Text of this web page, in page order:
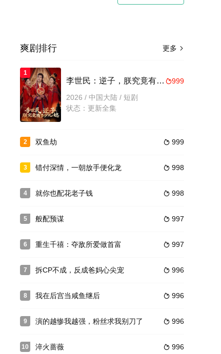
更多 
爽剧排行
1
999
李世民：逆子，朕究竟有多少儿媳
2026 / 中国大陆 / 短剧
状态：更新全集
2  999
双鱼劫
3  998
错付深情，一朝放手便化龙
4  998
就你也配花老子钱
5  997
般配预谋
6  997
重生千禧：夺敌所爱做首富
7  996
拆CP不成，反成爸妈心尖宠
8  996
我在后宫当咸鱼继后
9  996
演的越惨我越强，粉丝求我别刀了
10  996
淬火蔷薇